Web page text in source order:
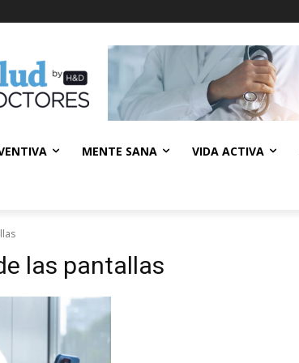
MENTE SANA VIDA ACTIVA
las pantallas